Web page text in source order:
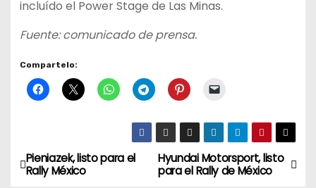
incluído el Power Stage de Las Minas.
Fuente: comunicado de prensa.
Compartelo:
N
Hyundai Motorsport, listo
para el Rally de México
Pieniazek, listo para el
Rally México